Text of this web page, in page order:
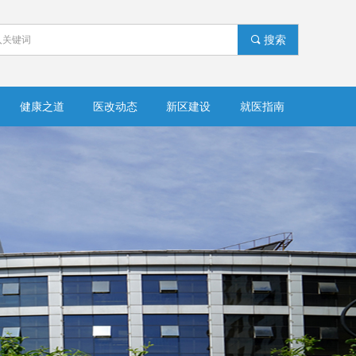
끠 搜索
健康之道 医改动态 新区建设 就医指南